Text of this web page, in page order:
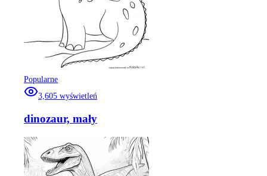
Popularne
3,605 wyświetleń
dinozaur, mały